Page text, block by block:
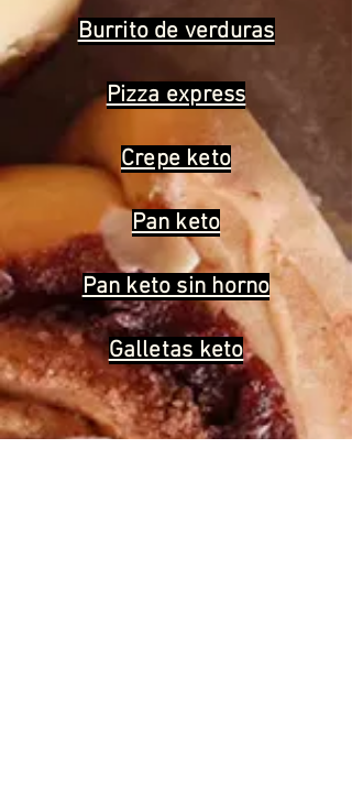
Burrito de verduras
Pizza express
Crepe keto
Pan keto
Pan keto sin horno
Galletas keto